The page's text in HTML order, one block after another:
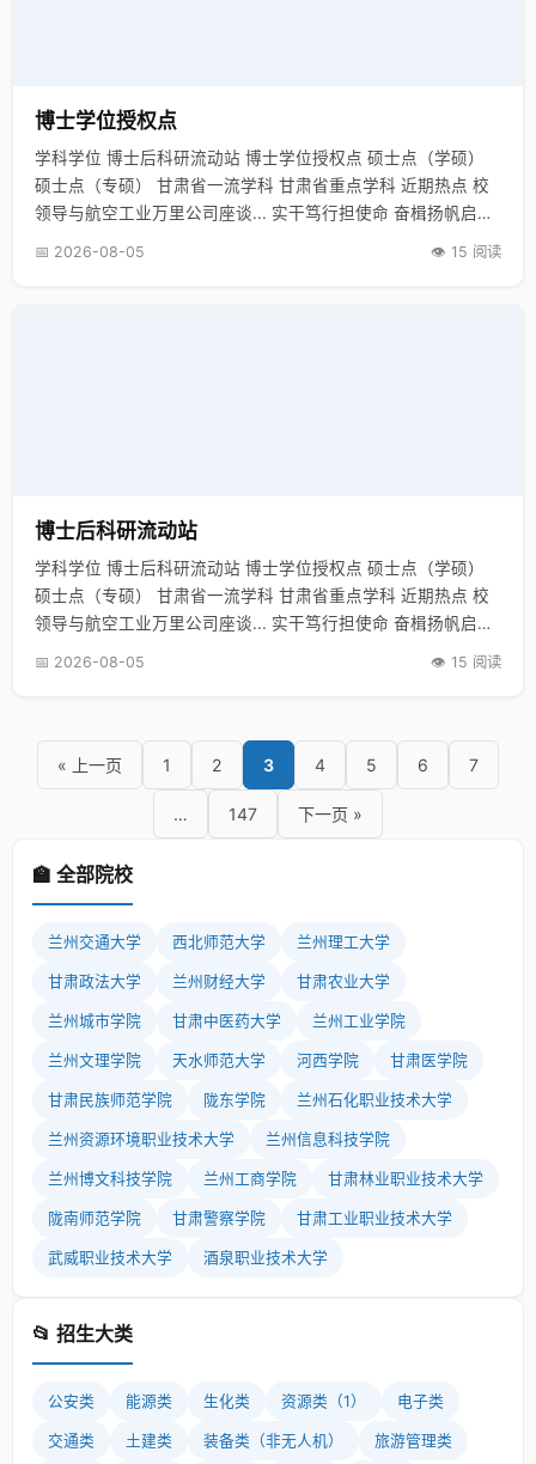
🏫 全部院校
兰州交通大学 西北师范大学 兰州理工大学
甘肃政法大学 兰州财经大学 甘肃农业大学
兰州城市学院 甘肃中医药大学 兰州工业学院
兰州文理学院 天水师范大学 河西学院 甘肃医学院
甘肃民族师范学院 陇东学院 兰州石化职业技术大学
兰州资源环境职业技术大学 兰州信息科技学院
兰州博文科技学院 兰州工商学院 甘肃林业职业技术大学
陇南师范学院 甘肃警察学院 甘肃工业职业技术大学
武威职业技术大学 酒泉职业技术大学
📂 招生大类
公安类 能源类 生化类 资源类（1） 电子类
交通类 土建类 装备类（非无人机） 旅游管理类
博士学位授权点
学科学位 博士后科研流动站 博士学位授权点 硕士点（学硕）
硕士点（专硕） 甘肃省一流学科 甘肃省重点学科 近期热点 校
领导与航空工业万里公司座谈... 实干笃行担使命 奋楫扬帆启新
📅 2026-08-05 👁️ 15 阅读
博士后科研流动站
学科学位 博士后科研流动站 博士学位授权点 硕士点（学硕）
硕士点（专硕） 甘肃省一流学科 甘肃省重点学科 近期热点 校
领导与航空工业万里公司座谈... 实干笃行担使命 奋楫扬帆启新
📅 2026-08-05 👁️ 15 阅读
« 上一页 1 2 3 4 5 6 7
… 147 下一页 »